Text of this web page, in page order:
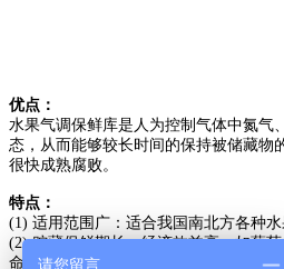
优点：
水果气调保鲜库是人为控制气体中氮气
态，从而能够较长时间的保持被储藏物
很快成熟腐败。
特点：
(1) 适用范围广：适合我国南北方各种
(2) 贮藏保鲜期长，经济效益高。如葡
命可达30年，经济效益十分显著。当年
请您留言